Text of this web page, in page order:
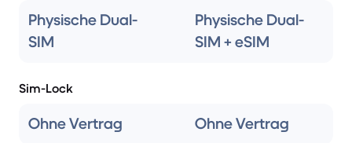
Physische Dual-
SIM
Physische Dual-
SIM + eSIM
Sim-Lock
Ohne Vertrag Ohne Vertrag